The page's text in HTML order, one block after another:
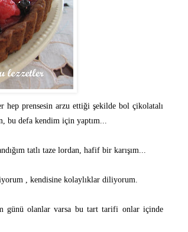
hep prensesin arzu ettiği şekilde bol çikolatalı
bu defa kendim için yaptım...
tatlı taze lordan, hafif bir karışım...
, kendisine kolaylıklar diliyorum.
günü olanlar varsa bu tart tarifi onlar içinde